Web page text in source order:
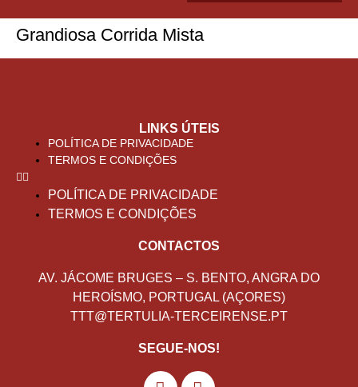
Grandiosa Corrida Mista
LINKS ÚTEIS
POLÍTICA DE PRIVACIDADE
TERMOS E CONDIÇÕES
POLÍTICA DE PRIVACIDADE
TERMOS E CONDIÇÕES
CONTACTOS
AV. JÁCOME BRUGES – S. BENTO, ANGRA DO
HEROÍSMO, PORTUGAL (AÇORES)
TTT@TERTULIA-TERCEIRENSE.PT
SEGUE-NOS!